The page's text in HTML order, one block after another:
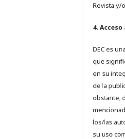
Revista y/
4.
DEC es
que
en su
de la
obstante,
los/las
su uso